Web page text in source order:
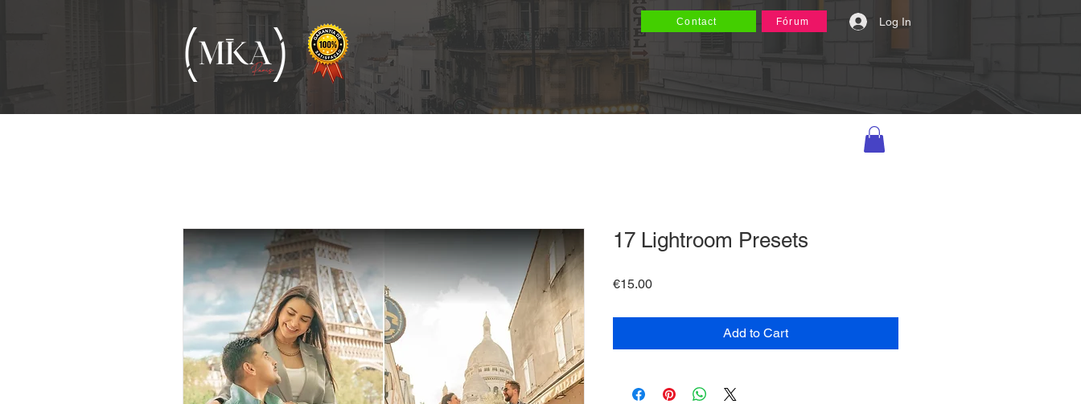
Contact Fórum Log In
17 Lightroom Presets
€15.00Price
Add to Cart